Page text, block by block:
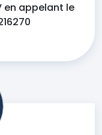
en appelant le